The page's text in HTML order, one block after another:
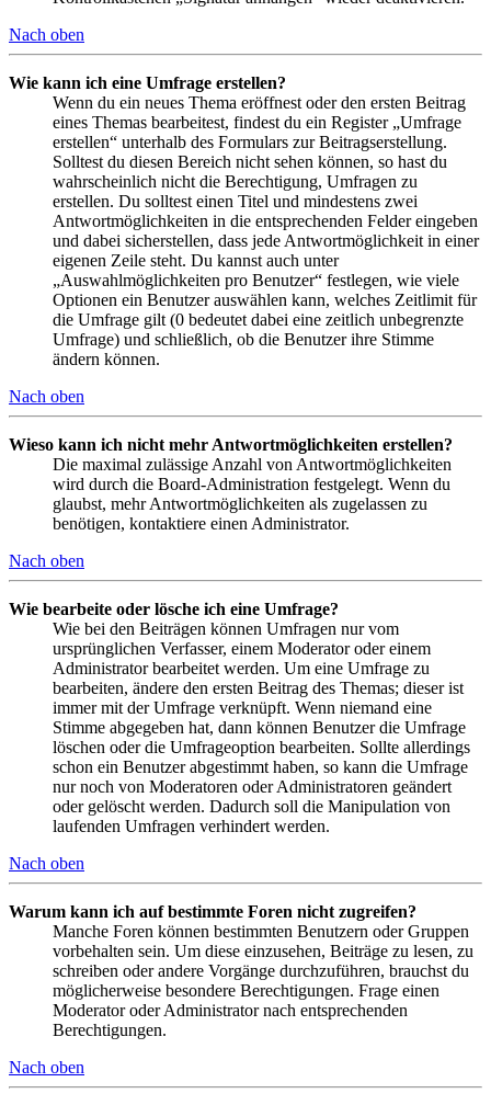
Nach oben
Wie kann ich eine Umfrage erstellen?
Wenn du ein neues Thema eröffnest oder den ersten Beitrag
eines Themas bearbeitest, findest du ein Register „Umfrage
erstellen“ unterhalb des Formulars zur Beitragserstellung.
Solltest du diesen Bereich nicht sehen können, so hast du
wahrscheinlich nicht die Berechtigung, Umfragen zu
erstellen. Du solltest einen Titel und mindestens zwei
Antwortmöglichkeiten in die entsprechenden Felder eingeben
und dabei sicherstellen, dass jede Antwortmöglichkeit in einer
eigenen Zeile steht. Du kannst auch unter
„Auswahlmöglichkeiten pro Benutzer“ festlegen, wie viele
Optionen ein Benutzer auswählen kann, welches Zeitlimit für
die Umfrage gilt (0 bedeutet dabei eine zeitlich unbegrenzte
Umfrage) und schließlich, ob die Benutzer ihre Stimme
ändern können.
Nach oben
Wieso kann ich nicht mehr Antwortmöglichkeiten erstellen?
Die maximal zulässige Anzahl von Antwortmöglichkeiten
wird durch die Board-Administration festgelegt. Wenn du
glaubst, mehr Antwortmöglichkeiten als zugelassen zu
benötigen, kontaktiere einen Administrator.
Nach oben
Wie bearbeite oder lösche ich eine Umfrage?
Wie bei den Beiträgen können Umfragen nur vom
ursprünglichen Verfasser, einem Moderator oder einem
Administrator bearbeitet werden. Um eine Umfrage zu
bearbeiten, ändere den ersten Beitrag des Themas; dieser ist
immer mit der Umfrage verknüpft. Wenn niemand eine
Stimme abgegeben hat, dann können Benutzer die Umfrage
löschen oder die Umfrageoption bearbeiten. Sollte allerdings
schon ein Benutzer abgestimmt haben, so kann die Umfrage
nur noch von Moderatoren oder Administratoren geändert
oder gelöscht werden. Dadurch soll die Manipulation von
laufenden Umfragen verhindert werden.
Nach oben
Warum kann ich auf bestimmte Foren nicht zugreifen?
Manche Foren können bestimmten Benutzern oder Gruppen
vorbehalten sein. Um diese einzusehen, Beiträge zu lesen, zu
schreiben oder andere Vorgänge durchzuführen, brauchst du
möglicherweise besondere Berechtigungen. Frage einen
Moderator oder Administrator nach entsprechenden
Berechtigungen.
Nach oben